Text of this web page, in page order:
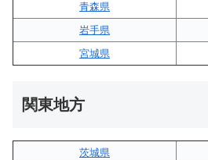
青森県
岩手県
宮城県
関東地方
茨城県